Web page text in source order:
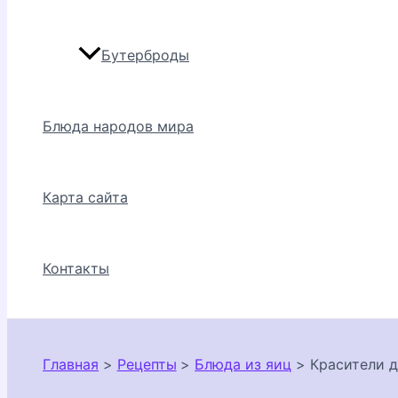
Бутерброды
Блюда народов мира
Карта сайта
Контакты
Главная Рецепты Блюда из яиц Красители